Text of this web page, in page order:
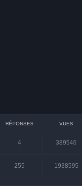
RÉPONSES VUES
4 389546
255 1938595